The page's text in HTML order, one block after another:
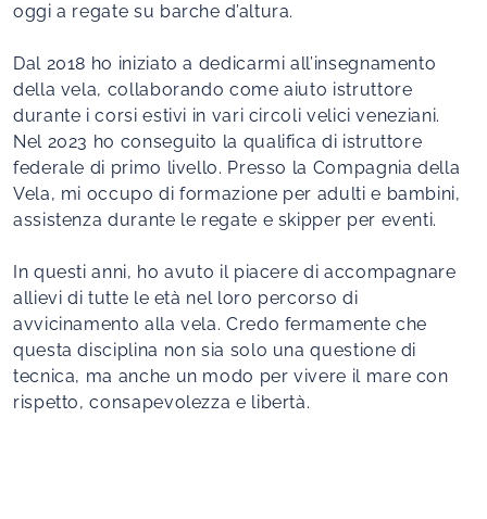
oggi a regate su barche d’altura.
Dal 2018 ho iniziato a dedicarmi all’insegnamento
della vela, collaborando come aiuto istruttore
durante i corsi estivi in vari circoli velici veneziani.
Nel 2023 ho conseguito la qualifica di istruttore
federale di primo livello. Presso la Compagnia della
Vela, mi occupo di formazione per adulti e bambini,
assistenza durante le regate e skipper per eventi.
In questi anni, ho avuto il piacere di accompagnare
allievi di tutte le età nel loro percorso di
avvicinamento alla vela. Credo fermamente che
questa disciplina non sia solo una questione di
tecnica, ma anche un modo per vivere il mare con
rispetto, consapevolezza e libertà.